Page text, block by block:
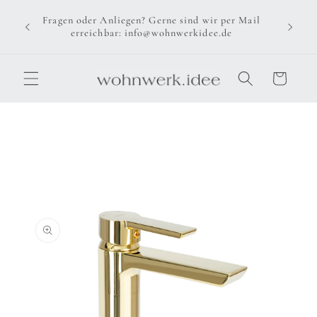
zum
Inhalt
Fragen oder Anliegen? Gerne sind wir per Mail
erreichbar: info@wohnwerkidee.de
Warenkorb